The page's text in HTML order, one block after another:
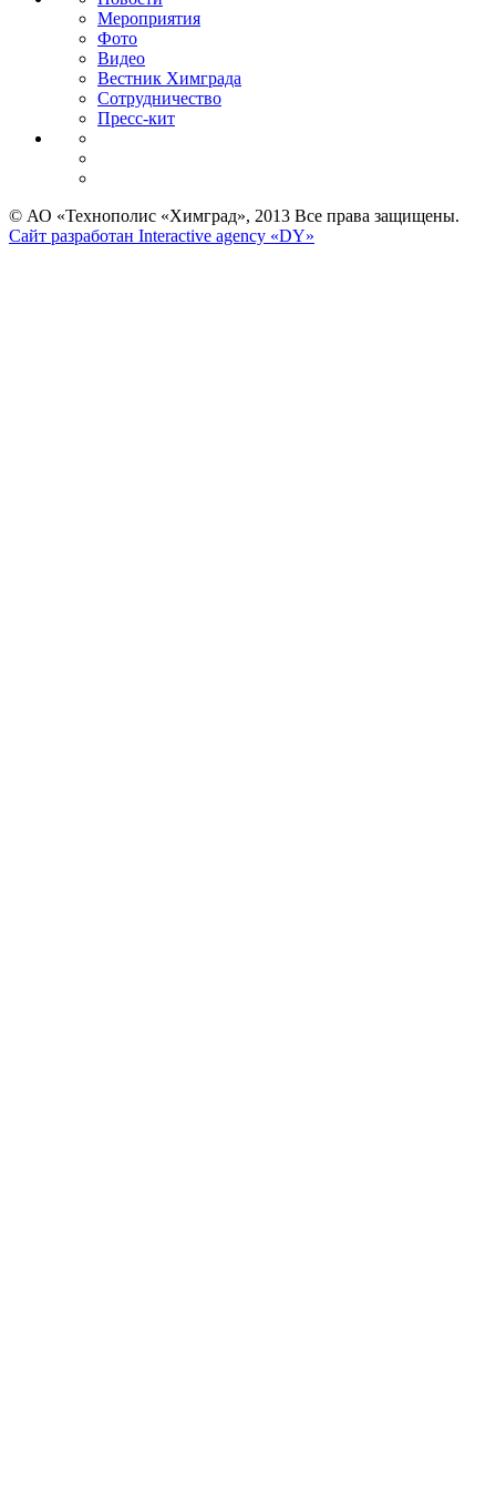
Мероприятия
Фото
Видео
Вестник Химграда
Сотрудничество
Пресс-кит
© АО «Технополис «Химград», 2013 Все права защищены.
Сайт разработан Interactive agency «DY»